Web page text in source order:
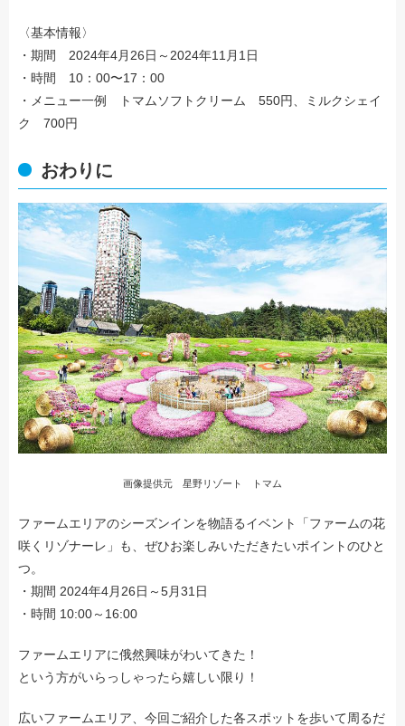
〈基本情報〉
・期間 2024年4月26日～2024年11月1日
・時間 10：00〜17：00
・メニュー一例 トマムソフトクリーム 550円、ミルクシェイ
ク 700円
おわりに
画像提供元 星野リゾート トマム
ファームエリアのシーズンインを物語るイベント「ファームの花
咲くリゾナーレ」も、ぜひお楽しみいただきたいポイントのひと
つ。
・期間 2024年4月26日～5月31日
・時間 10:00～16:00
ファームエリアに俄然興味がわいてきた！
という方がいらっしゃったら嬉しい限り！
広いファームエリア、今回ご紹介した各スポットを歩いて周るだ